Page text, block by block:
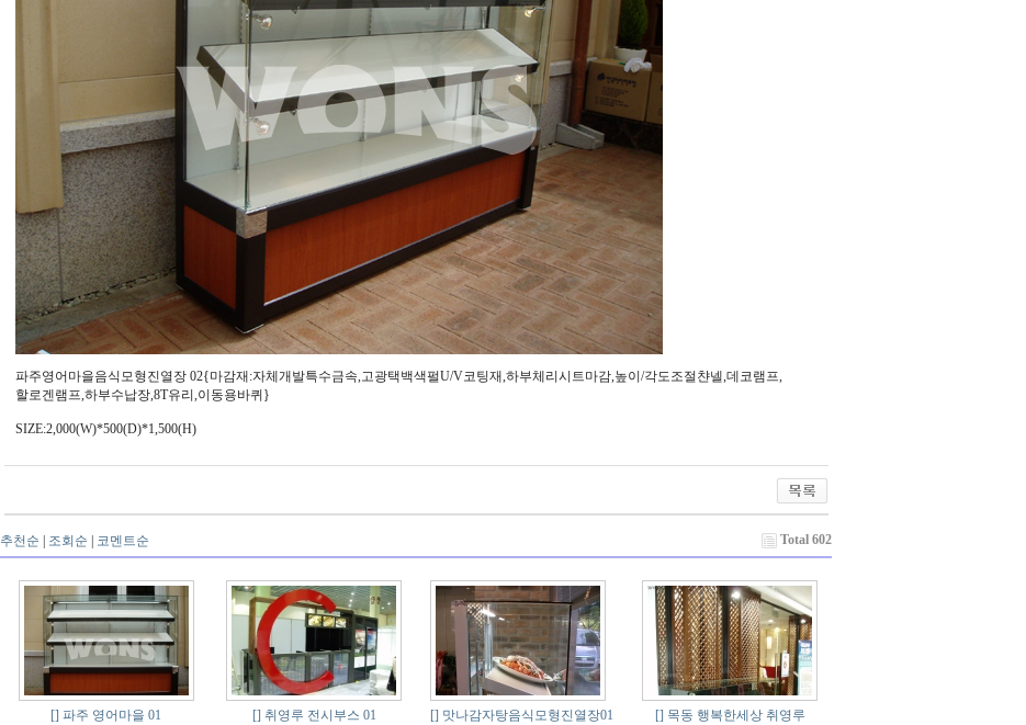
파주영어마을음식모형진열장 02{마감재:자체개발특수금속,고광택백색펄U/V코팅재,하부체리시트마감,높이/각도조절챤넬,데코램프,
할로겐램프,하부수납장,8T유리,이동용바퀴}
SIZE:2,000(W)*500(D)*1,500(H)
추천순 조회순 코멘트순 Total 602
[] 파주 영어마을 01 [] 취영루 전시부스 01 [] 맛나감자탕음식모형진열장01 [] 목동 행복한세상 취영루